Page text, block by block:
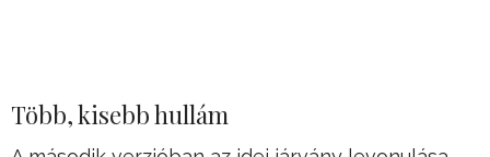
Több, kisebb hullám